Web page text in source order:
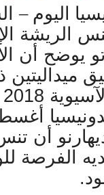
اليوم –
تنس الريشة
يوضح أن
ميداليتين
أن
الفرصة